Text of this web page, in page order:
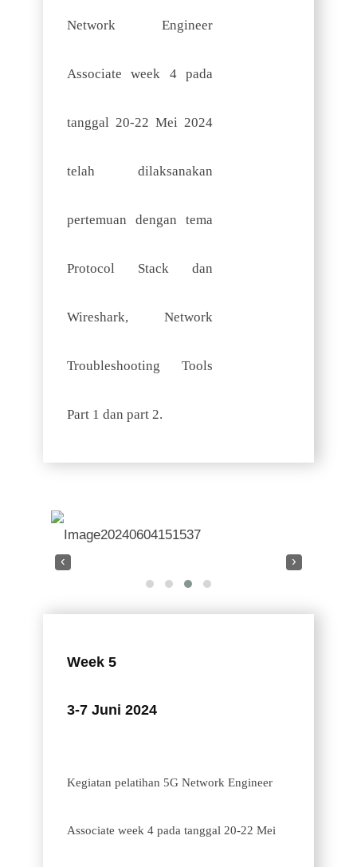
Network Engineer
Associate week 4 pada
tanggal 20-22 Mei 2024
telah dilaksanakan
pertemuan dengan tema
Protocol Stack dan
Wireshark, Network
Troubleshooting Tools
Part 1 dan part 2.
‹ ›
Week 5
3-7 Juni 2024
Kegiatan pelatihan 5G Network Engineer
Associate week 4 pada tanggal 20-22 Mei